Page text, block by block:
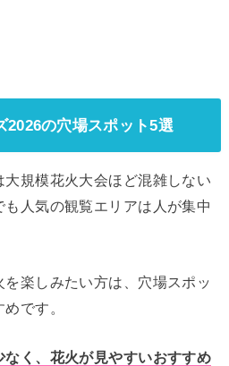
2026の穴場スポット5選
規模花火大会ほど混雑しない
人気の観覧エリアは人が集中
楽しみたい方は、穴場スポッ
です。
なく、花火が見やすいおすすめ